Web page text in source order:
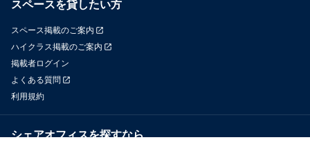
スペースを貸したい方
スペース掲載のご案内
ハイクラス掲載のご案内
掲載者ログイン
よくある質問
利用規約
シェアオフィスを探すなら